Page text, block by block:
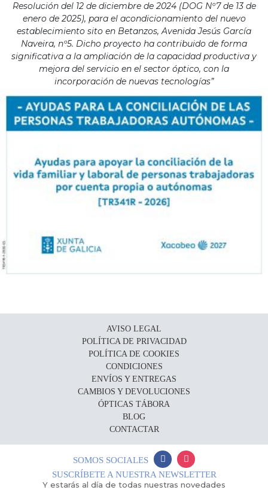
Resolución del 12 de diciembre de 2024 (DOG Nº7 de 13 de
enero de 2025), para el acondicionamiento del nuevo
establecimiento sito en Betanzos, Avenida Jesús García
Naveira, nº5. Dicho proyecto ha contribuido de forma
significativa a la ampliación de la capacidad productiva y
mejora del servicio en el sector óptico, con la
incorporación de nuevas tecnologías”
AVISO LEGAL
POLÍTICA DE PRIVACIDAD
POLÍTICA DE COOKIES
CONDICIONES
ENVÍOS Y ENTREGAS
CAMBIOS Y DEVOLUCIONES
ÓPTICAS TÁBORA
BLOG
CONTACTAR
SOMOS SOCIALES
SUSCRÍBETE A NUESTRA NEWSLETTER
Y estarás al día de todas nuestras novedades